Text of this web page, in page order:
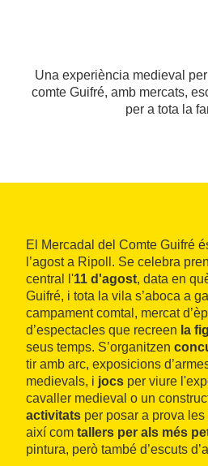
Una experiència medieval
comte Guifré, amb mercats,
per a tota la
El Mercadal del Comte Guifré
l’agost a Ripoll. Se celebra
central l'11 d'agost, data en
Guifré, i tota la vila s’aboca a
campament comtal, mercat
d’espectacles que recreen la
seus temps. S’organitzen
tir amb arc, exposicions
medievals, i jocs per viure
cavaller medieval o un
activitats per posar a prova
així com tallers per als més
pintura, però també d’escuts